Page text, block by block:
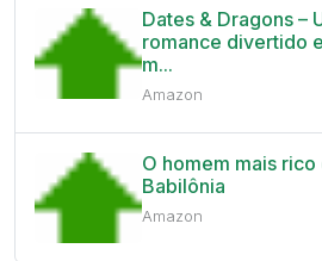
Dates & Dragons –
romance divertido
m...
Amazon
O homem mais rico
Babilônia
Amazon